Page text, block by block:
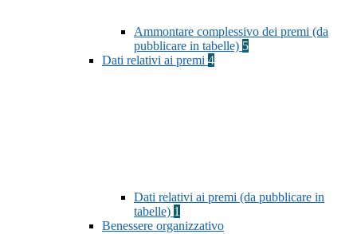
Ammontare complessivo dei premi (da
pubblicare in tabelle) 5
Dati relativi ai premi 4
Dati relativi ai premi (da pubblicare in
tabelle) 1
Benessere organizzativo